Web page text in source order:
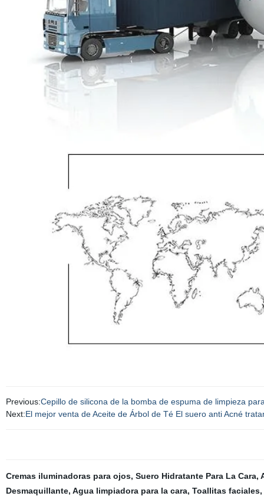
Previous:Cepillo de silicona de la bomba de espuma de limpieza
Next:El mejor venta de Aceite de Árbol de Té El suero anti Acné
Cremas iluminadoras para ojos, Suero Hidratante Para La Cara,
Desmaquillante, Agua limpiadora para la cara, Toallitas faciales,